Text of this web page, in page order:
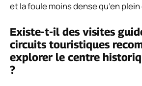
et la foule moins dense qu’en
Existe-t-il des visites
circuits touristiques
explorer le centre
?